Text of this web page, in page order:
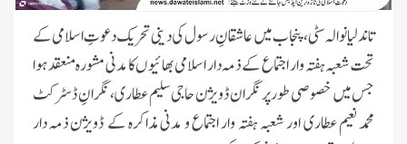
تاندلیانوالہ سٹی، پنجاب میں عاشقانِ رسول کی دینی تحریک دعوتِ اسلامی کے
تحت شعبہ ہفتہ وار اجتماع کے ذمہ دار اسلامی بھائیوں کا مدنی مشورہ منعقد ہوا
جس میں خصوصی طور پر نگران ڈویژن حاجی سلیم عطاری، نگرانِ ڈسٹرکٹ
محمد نعیم عطاری اور شعبہ ہفتہ وار اجتماع و مدنی مذاکرہ کے ڈویژن ذمہ دار